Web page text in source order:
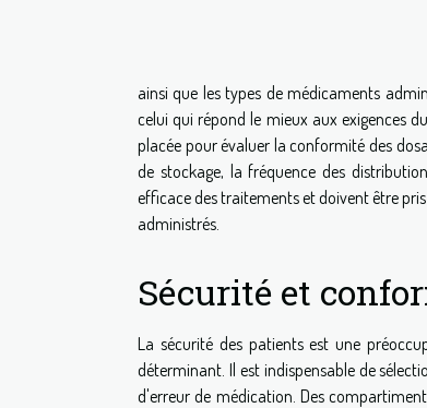
ainsi que les types de médicaments
celui qui répond le mieux aux exigences
placée pour évaluer la conformité des
de stockage, la fréquence des
efficace des traitements et doivent être
administrés.
Sécurité et
La sécurité des patients est une
déterminant. Il est indispensable de
d'erreur de médication. Des